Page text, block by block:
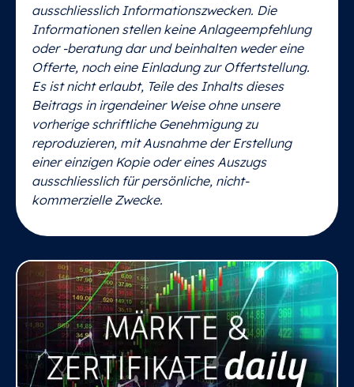
ausschliesslich Informationszwecken. Die
Informationen stellen keine Anlageempfehlung
oder -beratung dar und beinhalten weder eine
Offerte, noch eine Einladung zur Offertstellung.
Es ist nicht erlaubt, Teile des Inhalts dieses
Beitrags in irgendeiner Weise ohne unsere
vorherige schriftliche Genehmigung zu
reproduzieren, mit Ausnahme der Erstellung
einer einzigen Kopie oder eines Auszugs
ausschliesslich für persönliche, nicht-
kommerzielle Zwecke.